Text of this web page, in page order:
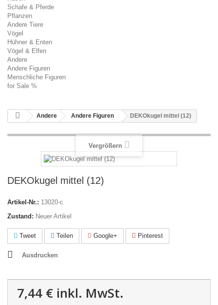
Schafe & Pferde
Pflanzen
Andere Tiere
Vögel
Hühner & Enten
Vögel & Elfen
Andere
Andere Figuren
Menschliche Figuren
for Sale %
Andere Andere Figuren DEKOkugel mittel (12)
Vergrößern
DEKOkugel mittel (12)
Artikel-Nr.: 13020-c
Zustand: Neuer Artikel
Tweet Teilen Google+ Pinterest
Ausdrucken
7,44 € inkl. MwSt.